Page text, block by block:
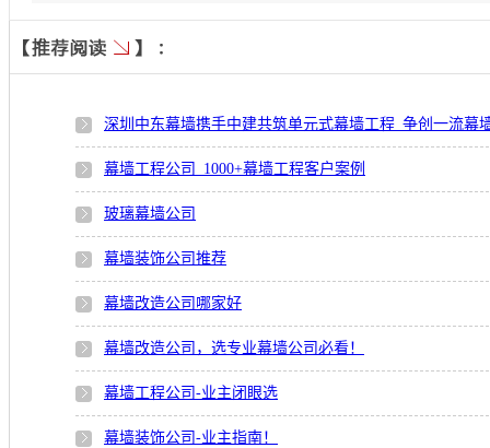
深圳中东幕墙携手中建共筑单元式幕墙工程_争创一流幕
幕墙工程公司_1000+幕墙工程客户案例
玻璃幕墙公司
幕墙装饰公司推荐
幕墙改造公司哪家好
幕墙改造公司，选专业幕墙公司必看！
幕墙工程公司-业主闭眼选
幕墙装饰公司-业主指南！